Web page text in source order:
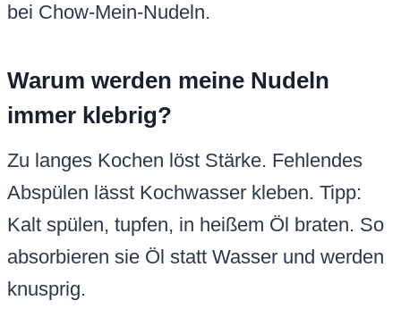
bei Chow-Mein-Nudeln.
Warum werden meine Nudeln
immer klebrig?
Zu langes Kochen löst Stärke. Fehlendes
Abspülen lässt Kochwasser kleben. Tipp:
Kalt spülen, tupfen, in heißem Öl braten. So
absorbieren sie Öl statt Wasser und werden
knusprig.